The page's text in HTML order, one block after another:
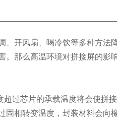
开风扇、喝冷饮等多种方法
那么高温环境对拼接屏的影
过芯片的承载温度将会使拼
相转变温度，封装材料会向